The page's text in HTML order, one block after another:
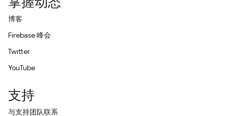
博客
Firebase 峰会
Twitter
YouTube
支持
与支持团队联系